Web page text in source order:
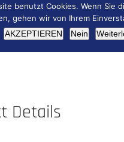
leisten
bei der
Details
benutzt Cookies. Wenn Sie
gehen wir von Ihrem
AKZEPTIEREN
Nein